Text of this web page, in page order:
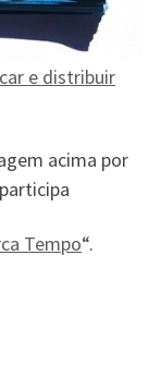
e distribuir
acima por
Tempo“.